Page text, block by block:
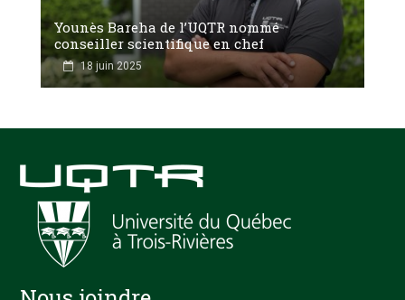
Younès Bareha de l’UQTR nommé
conseiller scientifique en chef
18 juin 2025